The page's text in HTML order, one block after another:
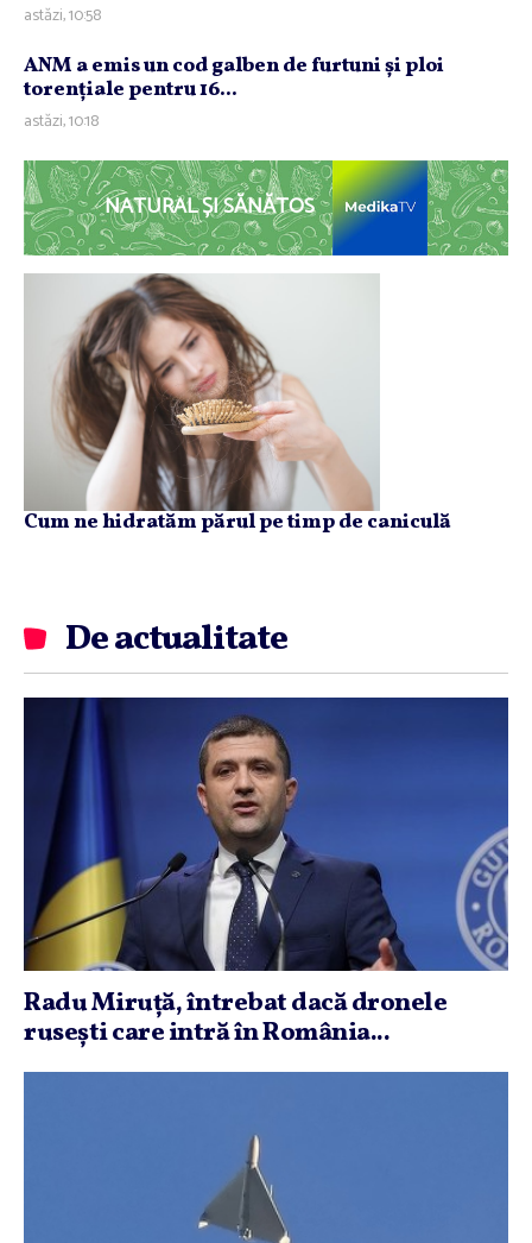
astăzi, 10:58
ANM a emis un cod galben de furtuni şi ploi
torenţiale pentru 16...
astăzi, 10:18
NATURAL ȘI SĂNĂTOS
Cum ne hidratăm părul pe timp de caniculă
De actualitate
Radu Miruţă, întrebat dacă dronele
ruseşti care intră în România...